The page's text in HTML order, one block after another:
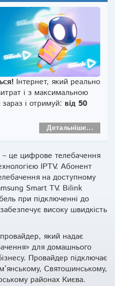
Інтернет, який реально
і з максимальною
і отримуй: від 50
Детальніше...
це цифрове телебачення
IPTV. Абонент
на доступному
Smart TV. Bilink
при підключенні до
високу швидкість
який надає
для домашнього
Провайдер підключає
Святошинському,
районах Києва.